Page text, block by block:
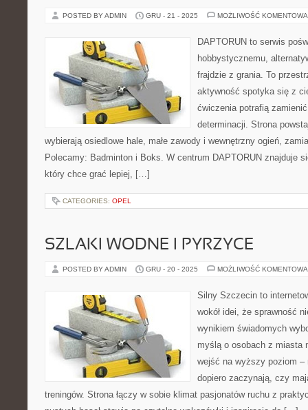
POSTED BY ADMIN GRU - 21 - 2025 MOŻLIWOŚĆ
DAPTORUN to serwis
hobbystycznemu,
frajdzie z grania. To
aktywność spotyka się z
ćwiczenia potrafią
determinacji. Strona
wybierają osiedlowe hale, małe zawody i wewnętrzny ogień,
Polecamy: Badminton i Boks. W centrum DAPTORUN znajduje
który chce grać lepiej, […]
CATEGORIES: OPEL
SZLAKI WODNE I PYRZYCE
POSTED BY ADMIN GRU - 20 - 2025 MOŻLIWOŚĆ
Silny Szczecin to
wokół idei, że sprawność
wynikiem świadomych
myślą o osobach z miasta
wejść na wyższy poziom
dopiero zaczynają, czy
treningów. Strona łączy w sobie klimat pasjonatów ruchu z